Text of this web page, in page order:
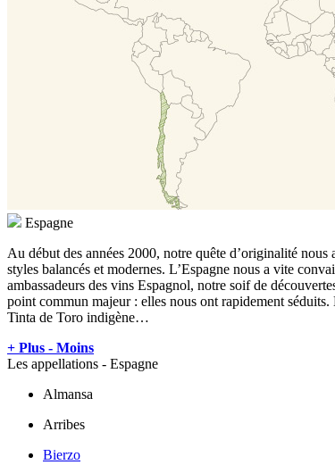
Espagne
Au début des années 2000, notre quête d’originalité
styles balancés et modernes. L’Espagne nous a vite
ambassadeurs des vins Espagnol, notre soif de
point commun majeur : elles nous ont rapidement
Tinta de Toro indigène…
+ Plus - Moins
Les appellations - Espagne
Almansa
Arribes
Bierzo